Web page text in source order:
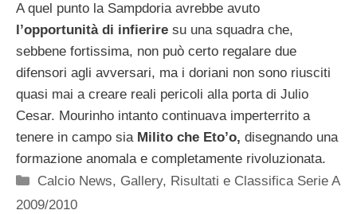
A quel punto la Sampdoria avrebbe avuto
l’opportunità di infierire su una squadra che,
sebbene fortissima, non può certo regalare due
difensori agli avversari, ma i doriani non sono riusciti
quasi mai a creare reali pericoli alla porta di Julio
Cesar. Mourinho intanto continuava imperterrito a
tenere in campo sia Milito che Eto’o, disegnando una
formazione anomala e completamente rivoluzionata.
Categorie
Calcio News, Gallery, Risultati e Classifica Serie A
2009/2010